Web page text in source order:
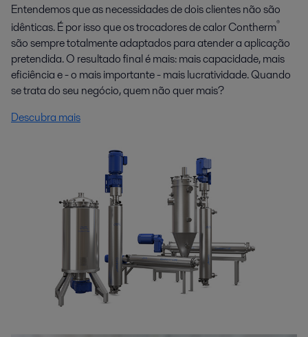
Entendemos que as necessidades de dois clientes não são
idênticas. É por isso que os trocadores de calor Contherm®
são sempre totalmente adaptados para atender a aplicação
pretendida. O resultado final é mais: mais capacidade, mais
eficiência e - o mais importante - mais lucratividade. Quando
se trata do seu negócio, quem não quer mais?
Descubra mais